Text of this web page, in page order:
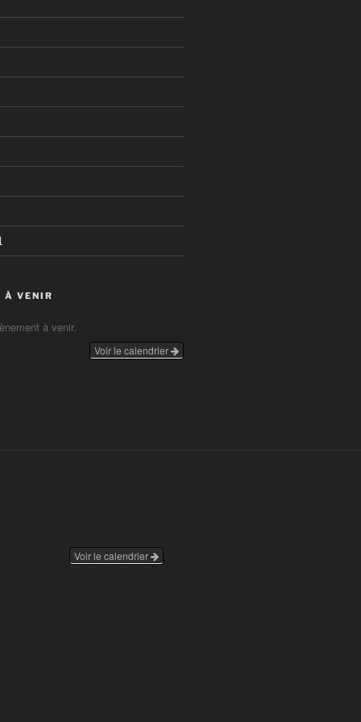
À VENIR
à venir.
Voir le calendrier
Voir le calendrier